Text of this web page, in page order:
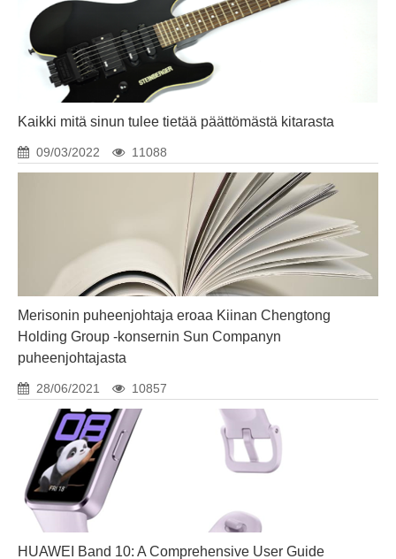
Kaikki mitä sinun tulee tietää päättömästä kitarasta
09/03/2022 11088
Merisonin puheenjohtaja eroaa Kiinan Chengtong
Holding Group -konsernin Sun Companyn
puheenjohtajasta
28/06/2021 10857
HUAWEI Band 10: A Comprehensive User Guide